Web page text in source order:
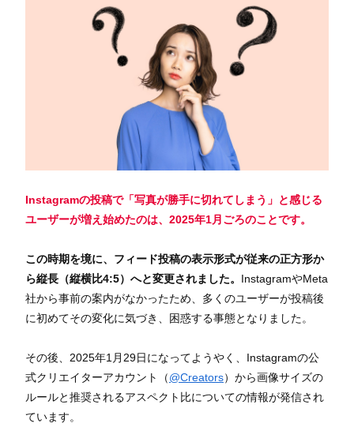
Instagramの投稿で「写真が勝手に切れてしまう」と感じる
ユーザーが増え始めたのは、2025年1月ごろのことです。
この時期を境に、フィード投稿の表示形式が従来の正方形か
ら縦長（縦横比4:5）へと変更されました。 InstagramやMeta
社から事前の案内がなかったため、多くのユーザーが投稿後
に初めてその変化に気づき、困惑する事態となりました。
その後、2025年1月29日になってようやく、Instagramの公
式クリエイターアカウント（@Creators）から画像サイズの
ルールと推奨されるアスペクト比についての情報が発信され
ています。